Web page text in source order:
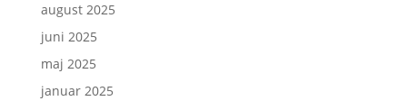
august 2025
juni 2025
maj 2025
januar 2025